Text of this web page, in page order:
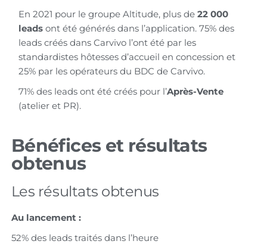
En 2021 pour le groupe Altitude, plus de22 000
leads ont été générés dans l’application. 75% des
leads créés dans Carvivo l’ont été par les
standardistes hôtesses d’accueil en concession et
25% par les opérateurs du BDC de Carvivo.
71% des leads ont été créés pour l’Après-Vente
(atelier et PR).
Bénéfices et résultats
obtenus
Les résultats obtenus
Au lancement :
52% des leads traités dans l’heure